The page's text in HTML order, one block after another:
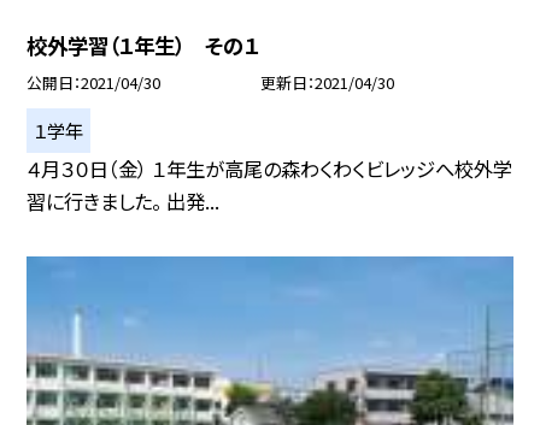
校外学習（１年生） その１
公開日 2021/04/30 更新日 2021/04/30
１学年
４月３０日（金） １年生が高尾の森わくわくビレッジへ校外学
習に行きました。 出発...